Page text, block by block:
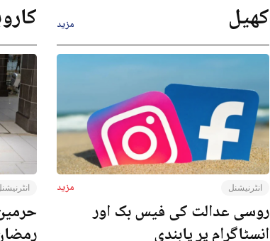
کھیل مزید
انٹرنیشنل مزید
روسی عدالت کی فیس بک اور
انسٹاگرام پر پابندی